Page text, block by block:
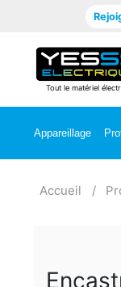
Tout le matériel
Appareillage
Accueil